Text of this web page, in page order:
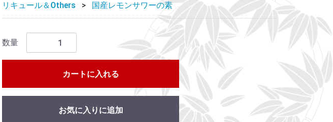
リキュール＆Others
国産レモンサワーの素
数量
カートに入れる
お気に入りに追加